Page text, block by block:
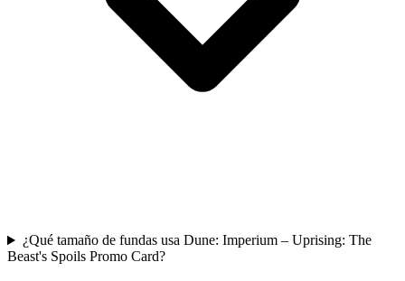
¿Qué tamaño de fundas usa Dune: Imperium – Uprising: The
Beast's Spoils Promo Card?